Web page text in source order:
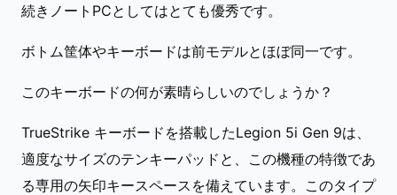
続きノートPCとしてはとても優秀です。
ボトム筐体やキーボードは前モデルとほぼ同一です。
このキーボードの何が素晴らしいのでしょうか？
TrueStrike キーボードを搭載したLegion 5i Gen 9は、
適度なサイズのテンキーパッドと、この機種の特徴であ
る専用の矢印キースペースを備えています。このタイプ